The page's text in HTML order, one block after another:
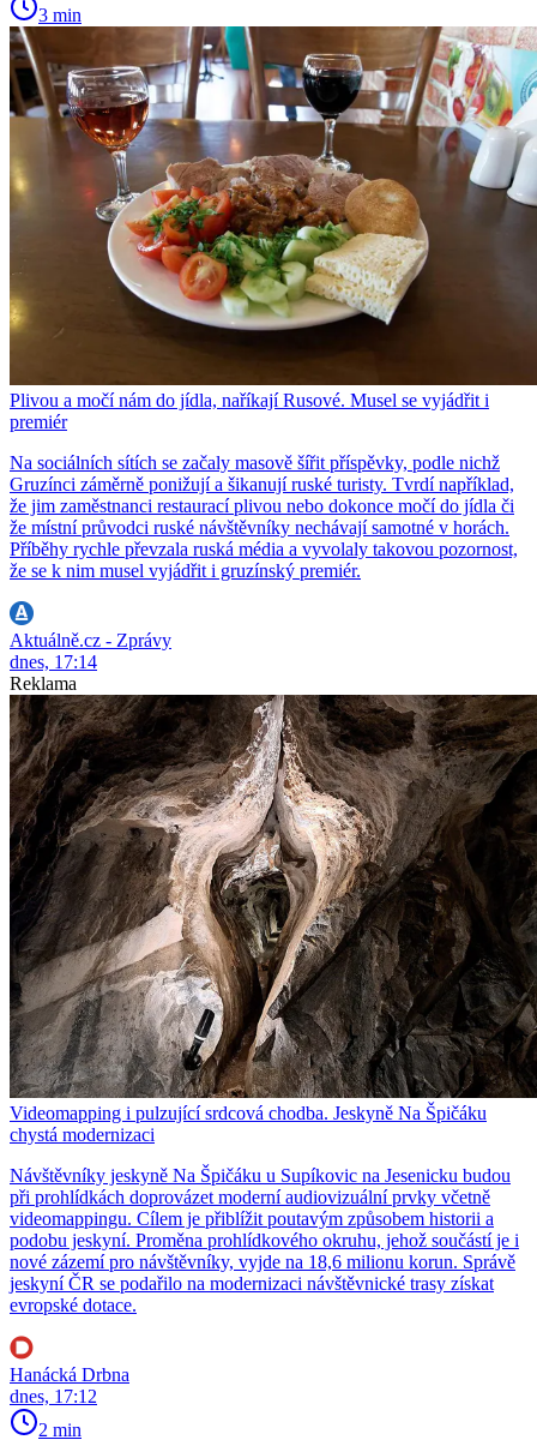
3 min
Plivou a močí nám do jídla, naříkají Rusové. Musel se vyjádřit i
premiér
Na sociálních sítích se začaly masově šířit příspěvky, podle nichž
Gruzínci záměrně ponižují a šikanují ruské turisty. Tvrdí například,
že jim zaměstnanci restaurací plivou nebo dokonce močí do jídla či
že místní průvodci ruské návštěvníky nechávají samotné v horách.
Příběhy rychle převzala ruská média a vyvolaly takovou pozornost,
že se k nim musel vyjádřit i gruzínský premiér.
Aktuálně.cz - Zprávy
dnes, 17:14
Reklama
Videomapping i pulzující srdcová chodba. Jeskyně Na Špičáku
chystá modernizaci
Návštěvníky jeskyně Na Špičáku u Supíkovic na Jesenicku budou
při prohlídkách doprovázet moderní audiovizuální prvky včetně
videomappingu. Cílem je přiblížit poutavým způsobem historii a
podobu jeskyní. Proměna prohlídkového okruhu, jehož součástí je i
nové zázemí pro návštěvníky, vyjde na 18,6 milionu korun. Správě
jeskyní ČR se podařilo na modernizaci návštěvnické trasy získat
evropské dotace.
Hanácká Drbna
dnes, 17:12
2 min